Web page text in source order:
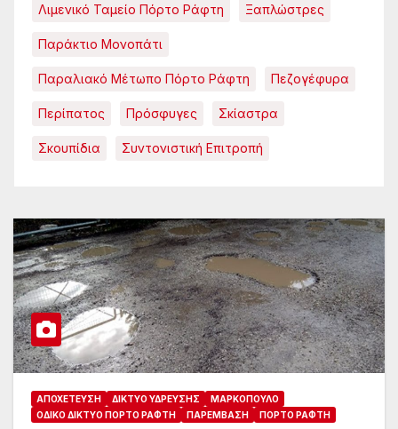
Λιμενικό Ταμείο Πόρτο Ράφτη Ξαπλώστρες
Παράκτιο Μονοπάτι
Παραλιακό Μέτωπο Πόρτο Ράφτη Πεζογέφυρα
Περίπατος Πρόσφυγες Σκίαστρα
Σκουπίδια Συντονιστική Επιτροπή
ΑΠΟΧΈΤΕΥΣΗ ΔΊΚΤΥΟ ΎΔΡΕΥΣΗΣ
ΜΑΡΚΌΠΟΥΛΟ
ΟΔΙΚΌ ΔΊΚΤΥΟ ΠΌΡΤΟ ΡΆΦΤΗ
ΠΑΡΈΜΒΑΣΗ ΠΌΡΤΟ ΡΆΦΤΗ